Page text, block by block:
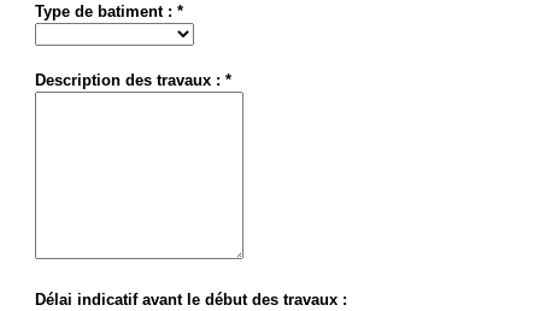
Type de batiment : *
Description des travaux : *
Délai indicatif avant le début des travaux :